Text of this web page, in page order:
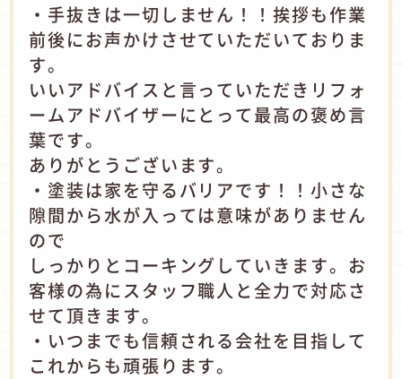
・手抜きは一切しません！！挨拶も作業
前後にお声かけさせていただいておりま
す。
いいアドバイスと言っていただきリフォ
ームアドバイザーにとって最高の褒め言
葉です。
ありがとうございます。
・塗装は家を守るバリアです！！小さな
隙間から水が入っては意味がありません
ので
しっかりとコーキングしていきます。お
客様の為にスタッフ職人と全力で対応さ
せて頂きます。
・いつまでも信頼される会社を目指して
これからも頑張ります。